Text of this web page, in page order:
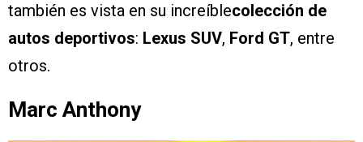
también es vista en su increíblecolección de
autos deportivos: Lexus SUV, Ford GT, entre
otros.
Marc Anthony